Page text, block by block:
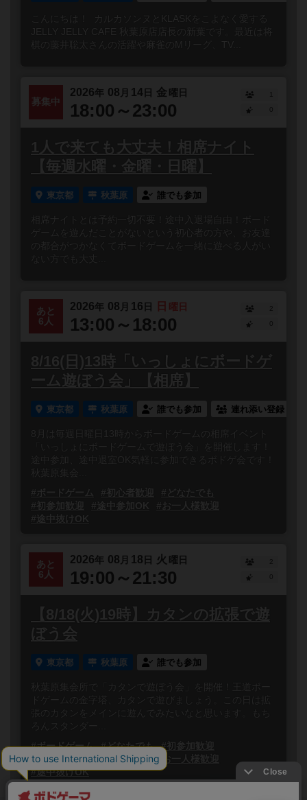
こんにちは！ カルカソンヌとKLASKをこよなく愛する
JELLY JELLY CAFE 秋葉原店店長の新葉です。最近は将
棋の藤井聡太さんの活躍や麻雀のMリーグ、TV...
募集中
2026年 08 月 14 日 金曜日
18:00～23:00
1
1人で来ても大丈夫！相席ナイト
【毎週水曜・金曜・日曜】
東京都 秋葉原 誰でも参加
相席ナイトとは予約一切不要！途中入退場自由！ボード
ゲームを遊んだことがないという初心者の方や、お友達
の都合がつかなくてボードゲームを一緒に遊べる人がい
ない方でも大丈...
あと
6人
2026年 08 月 16 日 日 曜日
13:00～18:00
2
8/16(日)13時「いっしょにボードゲ
ーム遊ぼう会」【相席】
東京都 秋葉原 誰でも参加 連れ添い登録
8月は毎週日曜日13時からボードゲームの相席イベント
「いっしょにボードゲームで遊ぼう会」を開催します！
途中参加、途中退室OK気軽に参加できるボドゲ会です！
秋葉原集会...
#ボードゲーム
#初心者歓迎
#どなたでも
#初参加歓迎
#途中参加OK
#お一人様歓迎
#途中抜けOK
あと
6人
2026年 08 月 18 日 火 曜日
19:00～21:30
2
【8/18(火)19時】カタンの拡張で遊
ぼう会
東京都 秋葉原 誰でも参加
秋葉原集会所で「カタンで遊ぼう会」を開催！王道ボー
ドゲームの金字塔、カタンで遊びましょう。この日は拡
#ボードゲーム
#どなたでも
#初参加歓迎
#途中参加OK
#初心者歓迎
#お一人様歓迎
#途中抜けOK
閉じる